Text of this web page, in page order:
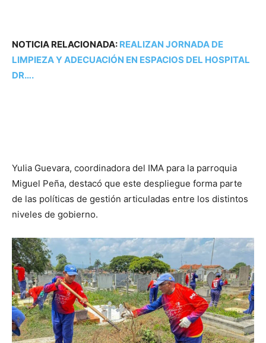
NOTICIA RELACIONADA: REALIZAN JORNADA DE
LIMPIEZA Y ADECUACIÓN EN ESPACIOS DEL HOSPITAL
DR….
Yulia Guevara, coordinadora del IMA para la parroquia
Miguel Peña, destacó que este despliegue forma parte
de las políticas de gestión articuladas entre los distintos
niveles de gobierno.